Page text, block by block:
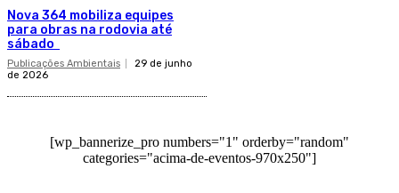
Nova 364 mobiliza equipes
para obras na rodovia até
sábado
Publicações Ambientais
29 de junho
de 2026
[wp_bannerize_pro numbers="1" orderby="random"
categories="acima-de-eventos-970x250"]